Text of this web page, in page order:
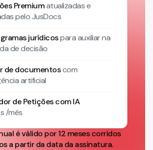
Premiumatualizadase
pelo JusDocs
jurídicospara auxiliar na
de decisão
de documentoscom
artificial
de Petições com IA
/mês
é válido por 12 meses corridos
a partir da data da assinatura.